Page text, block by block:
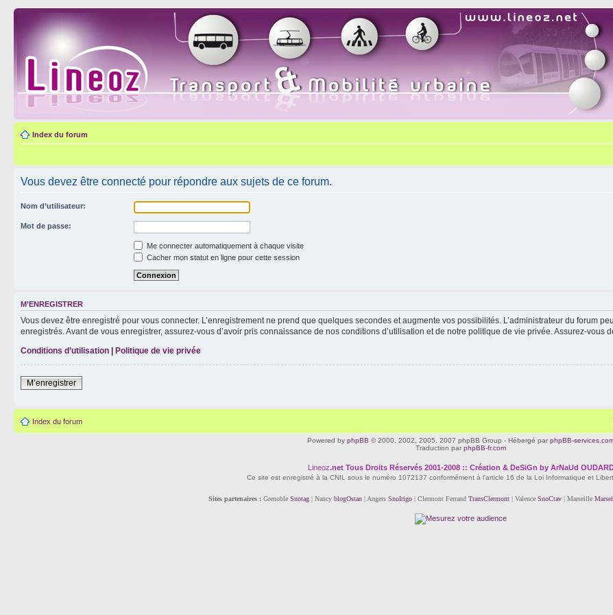
Index du forum
Vous devez être connecté pour répondre aux sujets de ce forum.
Nom d’utilisateur:
Mot de passe:
Me connecter automatiquement à chaque visite
Cacher mon statut en ligne pour cette session
M’ENREGISTRER
Vous devez être enregistré pour vous connecter. L’enregistrement ne prend que quelques secondes et augmente vos possibilités. L’administrateur du forum
enregistrés. Avant de vous enregistrer, assurez-vous d’avoir pris connaissance de nos conditions d’utilisation et de notre politique de vie privée. Assurez-vous
Conditions d’utilisation | Politique de vie privée
M’enregistrer
Index du forum
Powered by phpBB © 2000, 2002, 2005, 2007 phpBB Group - Hébergé par phpBB-
Traduction par phpBB-fr.com
Lineoz.netTous Droits Réservés 2001-2008 :: Création & DeSiGn by ArNaUd
Ce site est enregistré à la CNIL sous le numéro 1072137 conformément à l'article 16 de la Loi Informatique et
Sites partenaires :Grenoble Snotag| Nancy blogOstan| Angers SnoIrigo| Clermont Ferrand TransClermont| Valence SnoCtav| Marseille